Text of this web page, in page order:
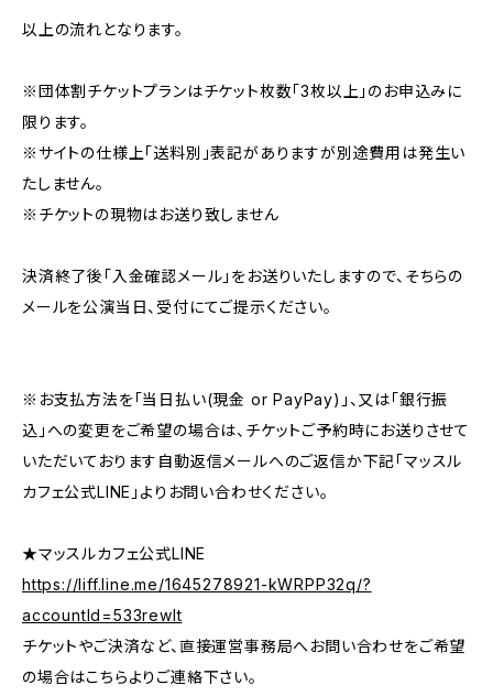
以上の流れとなります。
※団体割チケットプランはチケット枚数「3枚以上」のお申込みに
限ります。
※サイトの仕様上「送料別」表記がありますが別途費用は発生い
たしません。
※チケットの現物はお送り致しません
決済終了後「入金確認メール」をお送りいたしますので、そちらの
メールを公演当日、受付にてご提示ください。
※お支払方法を「当日払い(現金 or PayPay)」、又は「銀行振
込」への変更をご希望の場合は、チケットご予約時にお送りさせて
いただいております自動返信メールへのご返信か下記「マッスル
カフェ公式LINE」よりお問い合わせください。
★マッスルカフェ公式LINE
https://liff.line.me/1645278921-kWRPP32q/?
accountId=533rewlt
チケットやご決済など、直接運営事務局へお問い合わせをご希望
の場合はこちらよりご連絡下さい。